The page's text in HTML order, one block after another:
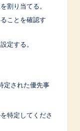
割り当てる。
ことを確認す
定する。
定された優先事
特定してくださ